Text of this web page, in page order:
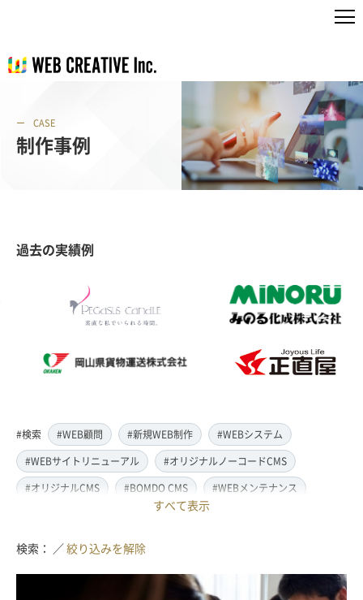
CASE
制作事例
過去の実績例
#検索 #WEB顧問 #新規WEB制作
#WEBシステム
#WEBサイトリニューアル
#オリジナルノーコードCMS
#オリジナルCMS
#BOMDO CMS
#WEBメンテナンス
#レスポンシブ対応
#翻訳・多言語対応
#情報管理システム
#動画制作(撮影・編集)
すべて表示
検索： ／絞り込みを解除